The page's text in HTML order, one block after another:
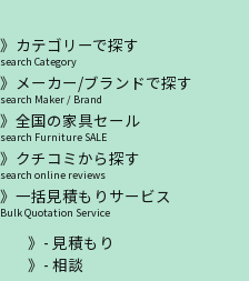
カテゴリーで探す
search Category
メーカー/ブランドで探す
search Maker / Brand
全国の家具セール
search Furniture SALE
クチコミから探す
search online reviews
一括見積もりサービス
Bulk Quotation Service
- 見積もり
- 相談